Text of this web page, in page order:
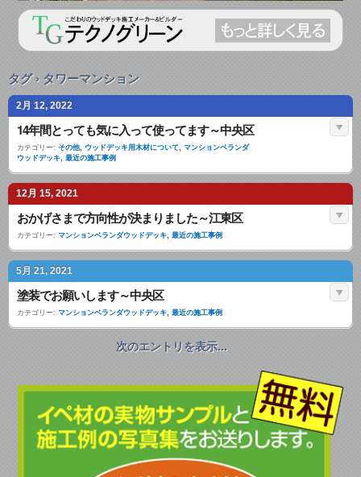
タグ › タワーマンション
2月 12, 2022
14年間とっても気に入って使ってます～中央区
カテゴリー: その他, ウッドデッキ用木材について, マンションベランダ
ウッドデッキ, 最近の施工事例
12月 15, 2021
おかげさまで方向性が決まりました～江東区
カテゴリー: マンションベランダウッドデッキ, 最近の施工事例
5月 21, 2021
塗装でお願いします～中央区
カテゴリー: マンションベランダウッドデッキ, 最近の施工事例
次のエントリを表示...